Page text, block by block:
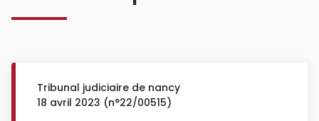
Tribunal judiciaire de nancy
18 avril 2023 (n°22/00515)